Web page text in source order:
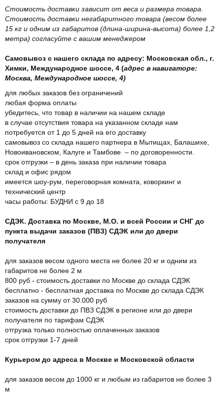
Стоимость доставки зависит от веса и размера товара.
Стоимость доставки негабаритного товара (весом более
15 кг и одним из габаритов (длина-ширина-высота) более 1,2
метра) согласуйте с вашим менеджером
Самовывоз с нашего склада по адресу: Московская обл., г.
Химки, Международное шоссе, 4 (адрес в навигаторе:
Москва, Международное шоссе, 4)
для любых заказов без ограничений
любая форма оплаты
убедитесь, что товар в наличии на нашем складе
в случае отсутствия товара на указанном складе нам
потребуется от 1 до 5 дней на его доставку
самовывоз со склада нашего партнера в Мытищах, Балашихе,
Новоивановском, Калуге и Тамбове – по договоренности.
срок отгрузки – в день заказа при наличии товара
склад и офис рядом
имеется шоу-рум, переговорная комната, коворкинг и
технический центр
часы работы: БУДНИ с 9 до 18
СДЭК. Доставка по Москве, М.О. и всей России и СНГ до
пункта выдачи заказов (ПВЗ) СДЭК или до двери
получателя
для заказов весом одного места не более 20 кг и одним из
габаритов не более 2 м
800 руб - стоимость доставки по Москве до склада СДЭК
бесплатно - бесплатная доставка по Москве до склада СДЭК
заказов на сумму от 30.000 руб
стоимость доставки до ПВЗ СДЭК в регионе или до двери
получателя по тарифам СДЭК
отгрузка только полностью оплаченных заказов
срок отгрузки 1-7 дней
Курьером до адреса в Москве и Московской области
для заказов весом до 1000 кг и любым из габаритов не более 3
м